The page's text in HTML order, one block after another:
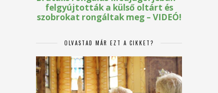
OLVASTAD MÁR EZT A CIKKET?